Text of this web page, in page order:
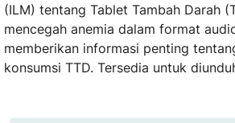
(ILM) tentang Tablet Tambah Darah
mencegah anemia dalam format
memberikan informasi penting
konsumsi TTD. Tersedia untuk